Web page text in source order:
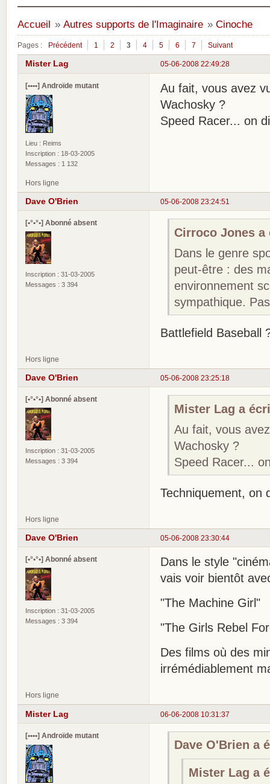
Accueil » Autres supports de l'Imaginaire » Cinoche
Pages : Précédent 1 2 3 4 5 6 7 Suivant
05-06-2008 22:49:28
Mister Lag
[••••] Androïde mutant
Lieu : Reims
Inscription : 18-03-2005
Messages : 1 132
Au fait, vous avez
Wachosky ?
Speed Racer... on
Hors ligne
05-06-2008 23:24:51
Dave O'Brien
[•°•°•] Abonné absent
Inscription : 31-03-2005
Messages : 3 394
Cirroco Jones a
Dans le genre
peut-être : des
environnement
sympathique.
Battlefield Baseball
Hors ligne
05-06-2008 23:25:18
Dave O'Brien
[•°•°•] Abonné absent
Inscription : 31-03-2005
Messages : 3 394
Mister Lag a
Au fait, vous
Wachosky ?
Speed Racer...
Techniquement, on
Hors ligne
05-06-2008 23:30:44
Dave O'Brien
[•°•°•] Abonné absent
Inscription : 31-03-2005
Messages : 3 394
Dans le style
vais voir bientôt
"The Machine Girl"
"The Girls Rebel
Des films où des
irrémédiablement
Hors ligne
06-06-2008 10:31:37
Mister Lag
[••••] Androïde mutant
Dave O'Brien a
Mister Lag a